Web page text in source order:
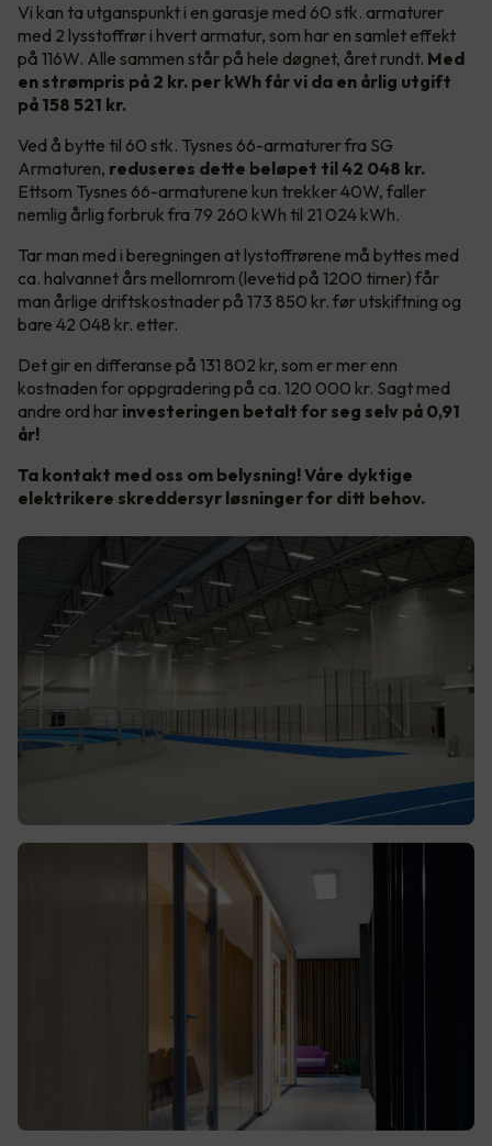
Vi kan ta utganspunkt i en garasje med 60 stk. armaturer
med 2 lysstoffrør i hvert armatur, som har en samlet effekt
på 116W. Alle sammen står på hele døgnet, året rundt. Med
en strømpris på 2 kr. per kWh får vi da en årlig utgift
på 158 521 kr.
Ved å bytte til 60 stk. Tysnes 66-armaturer fra SG
Armaturen, reduseres dette beløpet til 42 048 kr.
Ettsom Tysnes 66-armaturene kun trekker 40W, faller
nemlig årlig forbruk fra 79 260 kWh til 21 024 kWh.
Tar man med i beregningen at lystoffrørene må byttes med
ca. halvannet års mellomrom (levetid på 1200 timer) får
man årlige driftskostnader på 173 850 kr. før utskiftning og
bare 42 048 kr. etter.
Det gir en differanse på 131 802 kr, som er mer enn
kostnaden for oppgradering på ca. 120 000 kr. Sagt med
andre ord har investeringen betalt for seg selv på 0,91
år!
Ta kontakt med oss om belysning! Våre dyktige
elektrikere skreddersyr løsninger for ditt behov.